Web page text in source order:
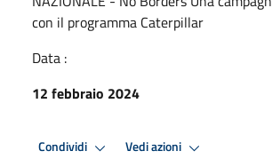
con il programma Caterpillar
Data :
12 febbraio 2024
Condividi Vedi azioni